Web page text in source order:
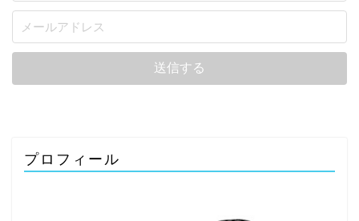
プロフィール